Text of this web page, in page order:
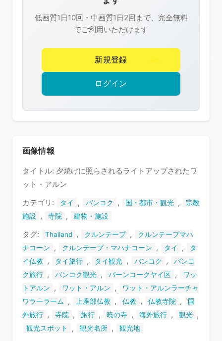
R-
FREE
作
権
護
い
す
低画質1日10回・中画質1日2回まで、完全無料
でご利用いただけます
新規登録
ログイン
画像情報
タイトル: 夕焼けに照らされるライトアップされたワ
ット・アルン
カテゴリ:
タイ , バンコク , 国・都市・観光 ,
宗教
施設
, 寺院 , 建物・施設
タグ: Thailand , クルンテープ ,
クルンテープマハ
ナコーン
, クルンテープ・マハナコーン , タイ ,
タ
イ仏教
, タイ旅行 , タイ観光 , バンコク ,
バンコ
ク旅行 , バンコク観光 , バーンコークヤイ区 ,
ワッ
トアルン
, ワット・アルン ,
ワット・アルンラーチャ
ワラーラーム
, 上座部仏教 , 仏教 , 仏教寺院 ,
国
外旅行 , 寺院 , 旅行 , 暁の寺 , 海外旅行 , 観光 ,
観光スポット , 観光名所 , 観光地